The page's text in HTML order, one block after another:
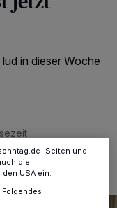
in dieser Woche
auf
eindeutige
OK aktivieren Sie
aufgeführten
Inhalte und
für Sie. Sie können
Seiten und
die
den USA ein.